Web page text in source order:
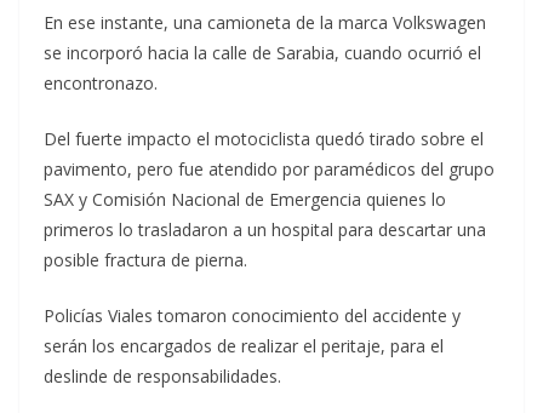
En ese instante, una camioneta de la marca Volkswagen
se incorporó hacia la calle de Sarabia, cuando ocurrió el
encontronazo.
Del fuerte impacto el motociclista quedó tirado sobre el
pavimento, pero fue atendido por paramédicos del grupo
SAX y Comisión Nacional de Emergencia quienes lo
primeros lo trasladaron a un hospital para descartar una
posible fractura de pierna.
Policías Viales tomaron conocimiento del accidente y
serán los encargados de realizar el peritaje, para el
deslinde de responsabilidades.